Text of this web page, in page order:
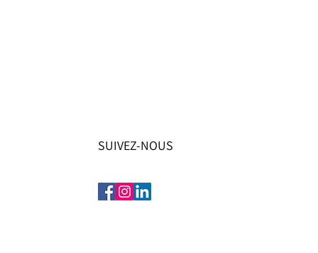
SUIVEZ-NOUS